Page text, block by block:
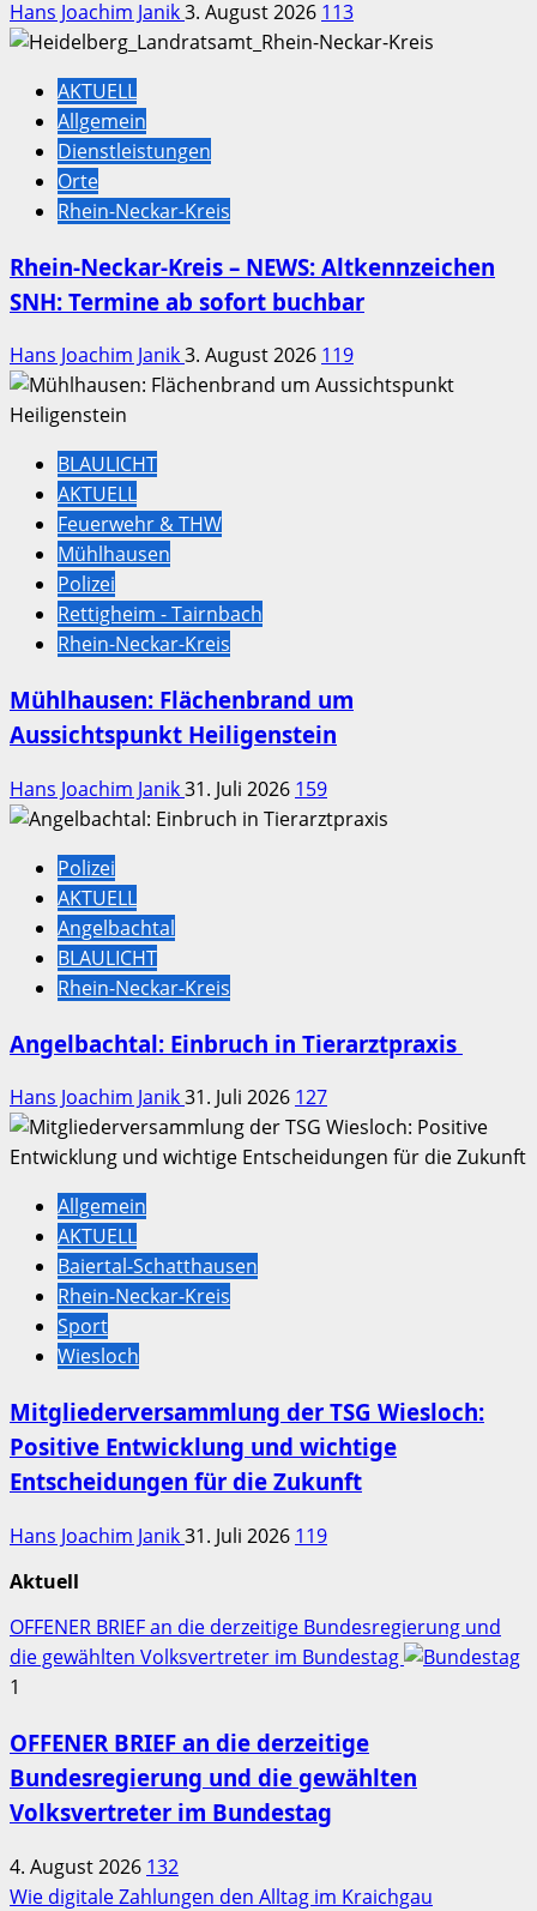
Hans Joachim Janik3. August 2026 113
AKTUELL
Allgemein
Dienstleistungen
Orte
Rhein-Neckar-Kreis
Rhein-Neckar-Kreis – NEWS: Altkennzeichen
SNH: Termine ab sofort buchbar
Hans Joachim Janik3. August 2026 119
BLAULICHT
AKTUELL
Feuerwehr & THW
Mühlhausen
Polizei
Rettigheim - Tairnbach
Rhein-Neckar-Kreis
Mühlhausen: Flächenbrand um
Aussichtspunkt Heiligenstein
Hans Joachim Janik31. Juli 2026 159
Polizei
AKTUELL
Angelbachtal
BLAULICHT
Rhein-Neckar-Kreis
Angelbachtal: Einbruch in Tierarztpraxis
Hans Joachim Janik31. Juli 2026 127
Allgemein
AKTUELL
Baiertal-Schatthausen
Rhein-Neckar-Kreis
Sport
Wiesloch
Mitgliederversammlung der TSG Wiesloch:
Positive Entwicklung und wichtige
Entscheidungen für die Zukunft
Hans Joachim Janik31. Juli 2026 119
Aktuell
OFFENER BRIEF an die derzeitige Bundesregierung und
die gewählten Volksvertreter im Bundestag
1
OFFENER BRIEF an die derzeitige
Bundesregierung und die gewählten
Volksvertreter im Bundestag
4. August 2026 132
Wie digitale Zahlungen den Alltag im Kraichgau